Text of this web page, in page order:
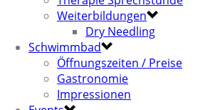
Weiterbildungen
Dry Needling
Schwimmbad
Öffnungszeiten / Preise
Gastronomie
Impressionen